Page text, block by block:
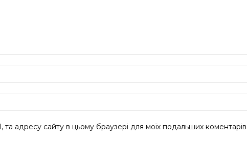
та адресу сайту в цьому браузері для моїх подальших коментарів.